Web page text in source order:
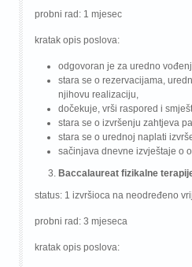
probni rad: 1 mjesec
kratak opis poslova:
odgovoran je za uredno
stara se o rezervacijama,
njihovu realizaciju,
dočekuje, vrši raspored i
stara se o izvršenju zahtjeva
stara se o urednoj naplati
sačinjava dnevne izvještaje o
Baccalaureat fizikalne
status: 1 izvršioca na neodređeno
probni rad: 3 mjeseca
kratak opis poslova: